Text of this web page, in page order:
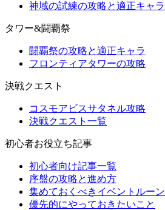
神域の試練の攻略と適正キャラ
タワー&闘覇祭
闘覇祭の攻略と適正キャラ
フロンティアタワーの攻略
決戦クエスト
コスモアビスサタネル攻略
決戦クエスト一覧
初心者お役立ち記事
初心者向け記事一覧
序盤の攻略と進め方
集めておくべきイベントルーン
優先的にやっておきたいこと